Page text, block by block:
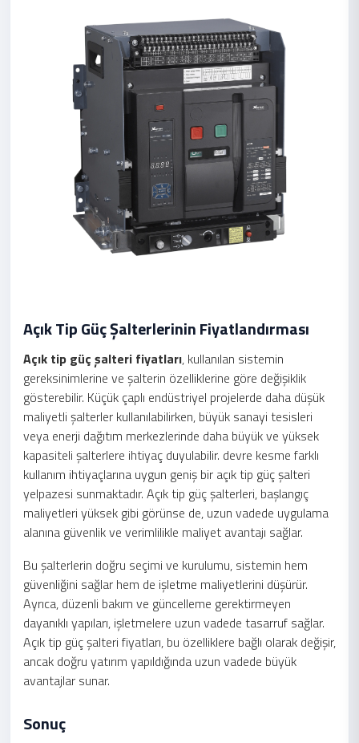
Açık Tip Güç Şalterlerinin Fiyatlandırması
Açık tip güç şalteri fiyatları, kullanılan sistemin
gereksinimlerine ve şalterin özelliklerine göre değişiklik
gösterebilir. Küçük çaplı endüstriyel projelerde daha düşük
maliyetli şalterler kullanılabilirken, büyük sanayi tesisleri
veya enerji dağıtım merkezlerinde daha büyük ve yüksek
kapasiteli şalterlere ihtiyaç duyulabilir. devre kesme farklı
kullanım ihtiyaçlarına uygun geniş bir açık tip güç şalteri
yelpazesi sunmaktadır. Açık tip güç şalterleri, başlangıç
maliyetleri yüksek gibi görünse de, uzun vadede uygulama
alanına güvenlik ve verimlilikle maliyet avantajı sağlar.
Bu şalterlerin doğru seçimi ve kurulumu, sistemin hem
güvenliğini sağlar hem de işletme maliyetlerini düşürür.
Ayrıca, düzenli bakım ve güncelleme gerektirmeyen
dayanıklı yapıları, işletmelere uzun vadede tasarruf sağlar.
Açık tip güç şalteri fiyatları, bu özelliklere bağlı olarak değişir,
ancak doğru yatırım yapıldığında uzun vadede büyük
avantajlar sunar.
Sonuç